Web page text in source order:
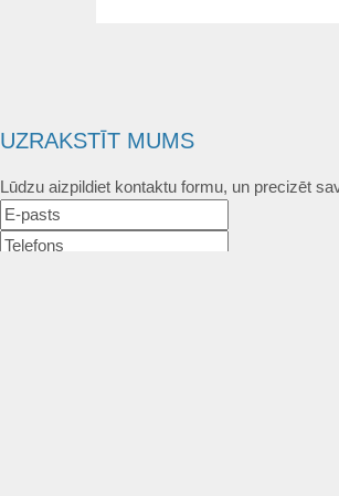
UZRAKSTĪT MUMS
Lūdzu aizpildiet kontaktu formu, un precizēt